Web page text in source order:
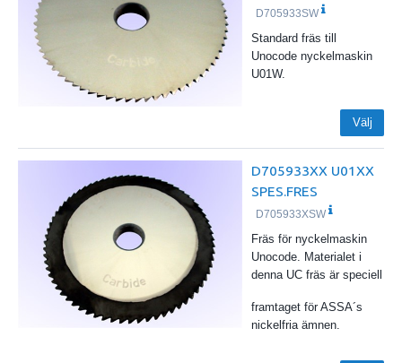
D705933SW
Standard fräs till
Unocode nyckelmaskin
U01W.
Välj
D705933XX U01XX
SPES.FRES
D705933XSW
Fräs för nyckelmaskin
Unocode. Materialet i
denna UC fräs är speciell
framtaget för ASSA´s
nickelfria ämnen.